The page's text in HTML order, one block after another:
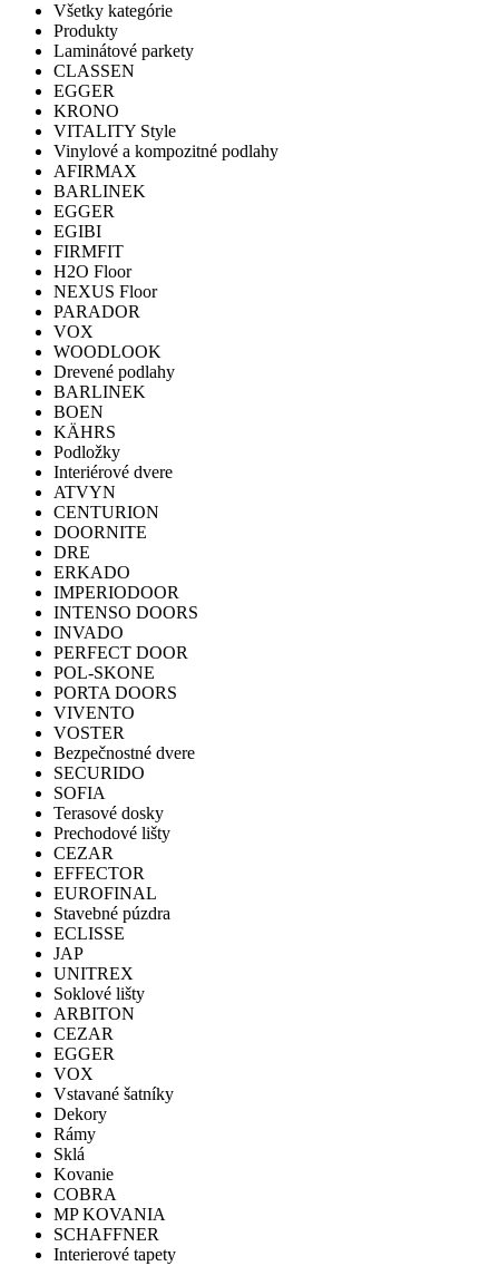
Všetky kategórie
Produkty
Laminátové parkety
CLASSEN
EGGER
KRONO
VITALITY Style
Vinylové a kompozitné podlahy
AFIRMAX
BARLINEK
EGGER
EGIBI
FIRMFIT
H2O Floor
NEXUS Floor
PARADOR
VOX
WOODLOOK
Drevené podlahy
BARLINEK
BOEN
KÄHRS
Podložky
Interiérové dvere
ATVYN
CENTURION
DOORNITE
DRE
ERKADO
IMPERIODOOR
INTENSO DOORS
INVADO
PERFECT DOOR
POL-SKONE
PORTA DOORS
VIVENTO
VOSTER
Bezpečnostné dvere
SECURIDO
SOFIA
Terasové dosky
Prechodové lišty
CEZAR
EFFECTOR
EUROFINAL
Stavebné púzdra
ECLISSE
JAP
UNITREX
Soklové lišty
ARBITON
CEZAR
EGGER
VOX
Vstavané šatníky
Dekory
Rámy
Sklá
Kovanie
COBRA
MP KOVANIA
SCHAFFNER
Interierové tapety